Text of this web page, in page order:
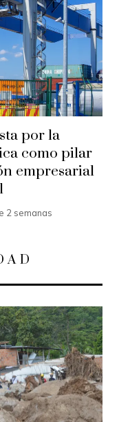
por la
como pilar
empresarial
2 semanas